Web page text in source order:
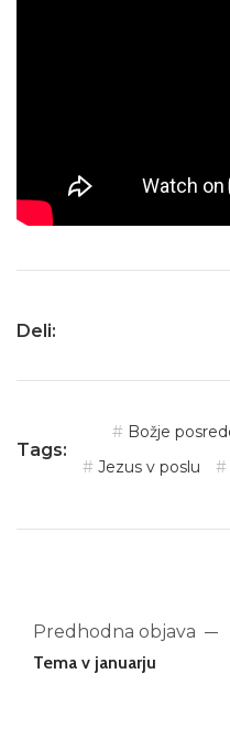
Deli:
Tags:
Božje
Jezus v poslu
Predhodna objava
Tema v januarju